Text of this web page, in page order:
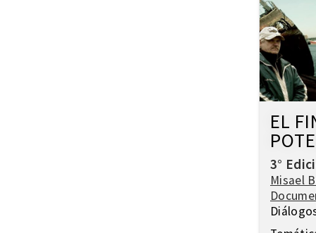
EL
3°
Misael